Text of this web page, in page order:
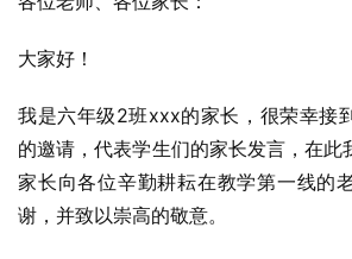
大家好！
我是六年级2班xxx的家长，很荣幸接
的邀请，代表学生们的家长发言，在此
家长向各位辛勤耕耘在教学第一线的
谢，并致以崇高的敬意。